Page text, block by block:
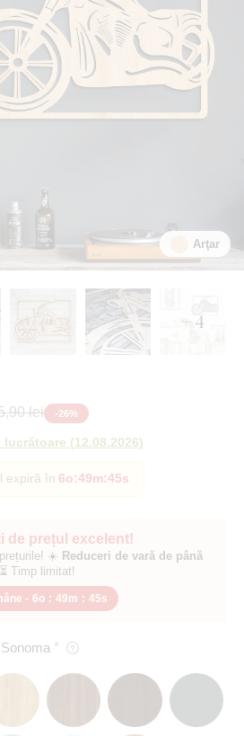
Arţar
+ 4
de prețul excelent!
☀️ Reduceri de vară de până
⏳ Timp limitat!
- 6o : 49m : 45s
lei -26%
lucrătoare (12.08.2026)
expiră în 6o:49m:45s